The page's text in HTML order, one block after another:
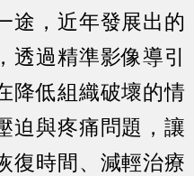
途，近年發展出的
透過精準影像導引
降低組織破壞的情
迫與疼痛問題，讓
復時間、減輕治療